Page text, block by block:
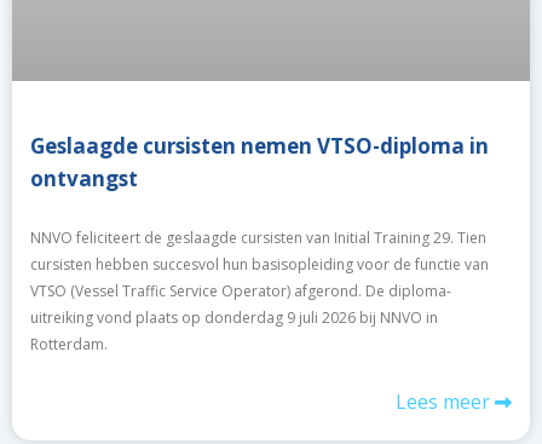
Geslaagde cursisten nemen VTSO-diploma in
ontvangst
NNVO feliciteert de geslaagde cursisten van Initial Training 29. Tien
cursisten hebben succesvol hun basisopleiding voor de functie van
VTSO (Vessel Traffic Service Operator) afgerond. De diploma-
uitreiking vond plaats op donderdag 9 juli 2026 bij NNVO in
Rotterdam.
Lees meer